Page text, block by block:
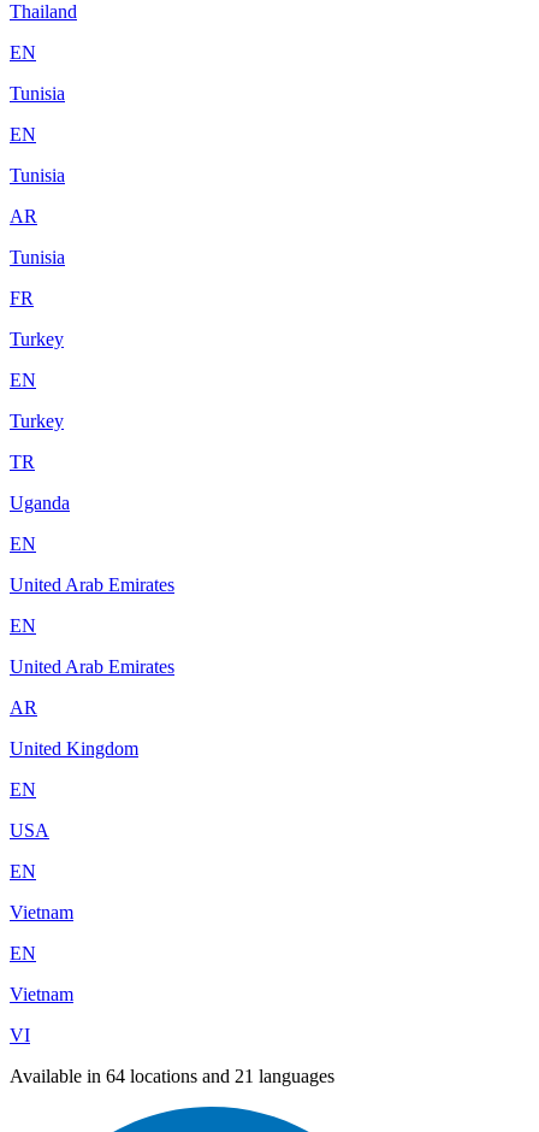
Thailand
EN
Tunisia
EN
Tunisia
AR
Tunisia
FR
Turkey
EN
Turkey
TR
Uganda
EN
United Arab Emirates
EN
United Arab Emirates
AR
United Kingdom
EN
USA
EN
Vietnam
EN
Vietnam
VI
Available in 64 locations and 21 languages